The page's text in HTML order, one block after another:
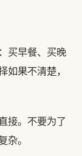
买早餐、买晚
果不清楚，
接。不要为了
。